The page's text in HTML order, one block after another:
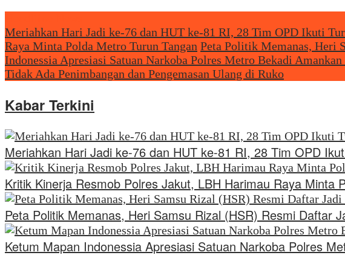
Meriahkan Hari Jadi ke-76 dan HUT ke-81 RI, 28 Tim OPD Ikuti
Raya Minta Polda Metro Turun Tangan Peta Politik Memanas, Heri
Indonessia Apresiasi Satuan Narkoba Polres Metro Bekadi
Tidak Ada Penimbangan dan Pengemasan Ulang di Ruko
Kabar Terkini
Meriahkan Hari Jadi ke-76 dan HUT ke-81 RI, 28 Tim OPD
Kritik Kinerja Resmob Polres Jakut, LBH Harimau Raya Minta
Peta Politik Memanas, Heri Samsu Rizal (HSR) Resmi Daftar
Ketum Mapan Indonessia Apresiasi Satuan Narkoba Polres